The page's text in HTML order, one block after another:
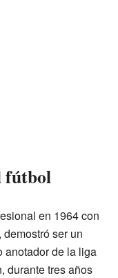
fútbol
en 1964 con
ser un
anotador de la liga
durante tres años